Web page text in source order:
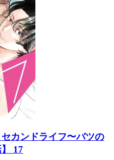
カンドライフ〜バツの
17